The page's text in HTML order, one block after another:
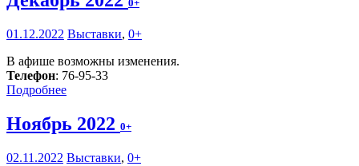
0+
01.12.2022 Выставки, 0+
В афише возможны изменения.
Телефон: 76-95-33
Подробнее
Ноябрь 2022 0+
02.11.2022 Выставки, 0+